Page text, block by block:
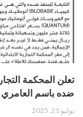
تعلن المحكمة
ضده باسم العامري
يوليو 21, 2025